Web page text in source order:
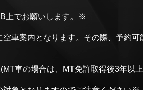
上でお願いします。※
車案内となります。その際、予約
車の場合は、MT免許取得後3年以